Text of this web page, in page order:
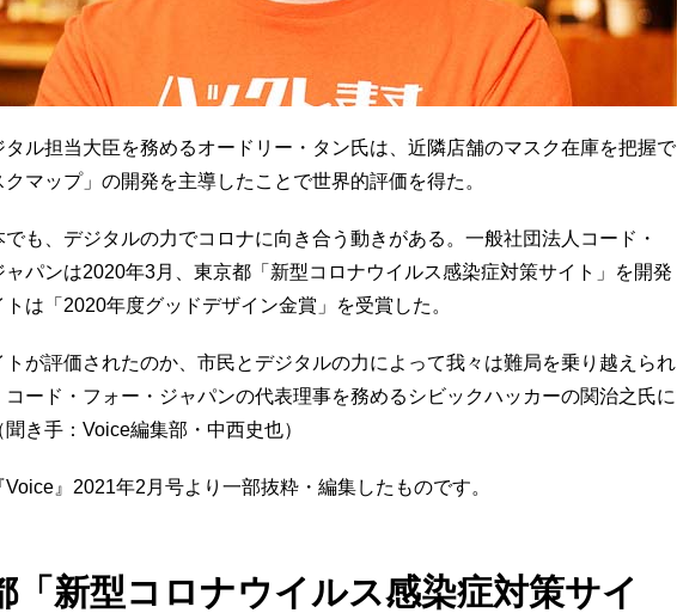
タル担当大臣を務めるオードリー・タン氏は、近隣店舗のマスク在庫を把握で
クマップ」の開発を主導したことで世界的評価を得た。
も、デジタルの力でコロナに向き合う動きがある。一般社団法人コード・
ャパンは2020年3月、東京都「新型コロナウイルス感染症対策サイト」を開発
トは「2020年度グッドデザイン金賞」を受賞した。
トが評価されたのか、市民とデジタルの力によって我々は難局を乗り越えられ
ード・フォー・ジャパンの代表理事を務めるシビックハッカーの関治之氏に
き手：Voice編集部・中西史也）
』2021年2⽉号より⼀部抜粋・編集したものです。
「新型コロナウイルス感染症対策サイ